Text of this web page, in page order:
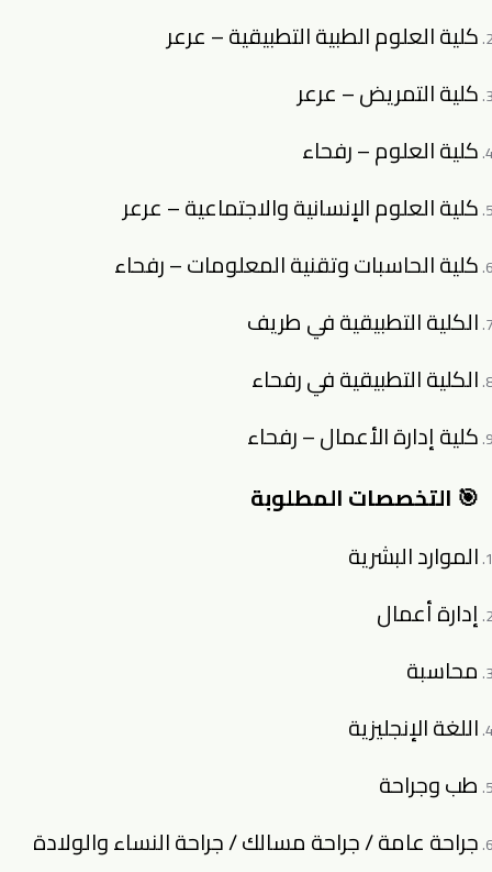
كلية العلوم الطبية التطبيقية – عرعر
كلية التمريض – عرعر
كلية العلوم – رفحاء
كلية العلوم الإنسانية والاجتماعية – عرعر
كلية الحاسبات وتقنية المعلومات – رفحاء
الكلية التطبيقية في طريف
الكلية التطبيقية في رفحاء
كلية إدارة الأعمال – رفحاء
🎯 التخصصات المطلوبة
الموارد البشرية
إدارة أعمال
محاسبة
اللغة الإنجليزية
طب وجراحة
جراحة عامة / جراحة مسالك / جراحة النساء والولادة